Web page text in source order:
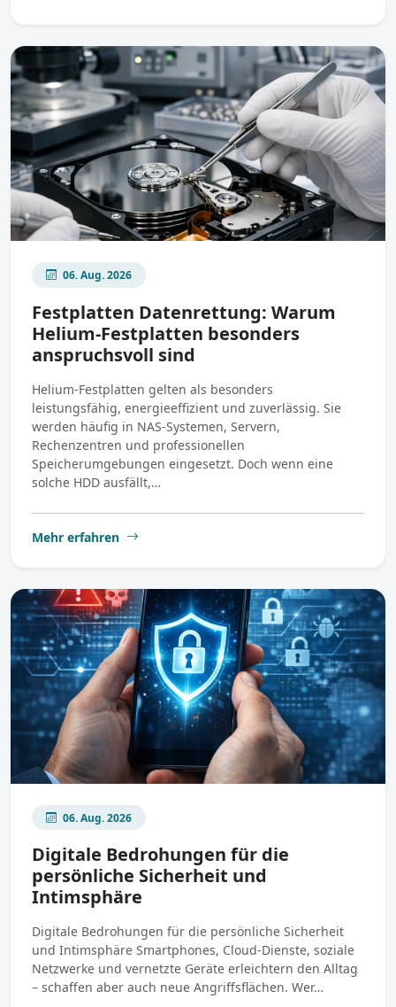
06. Aug. 2026
Festplatten Datenrettung: Warum
Helium-Festplatten besonders
anspruchsvoll sind
Helium-Festplatten gelten als besonders
leistungsfähig, energieeffizient und zuverlässig. Sie
werden häufig in NAS-Systemen, Servern,
Rechenzentren und professionellen
Speicherumgebungen eingesetzt. Doch wenn eine
solche HDD ausfällt,…
Mehr erfahren
06. Aug. 2026
Digitale Bedrohungen für die
persönliche Sicherheit und
Intimsphäre
Digitale Bedrohungen für die persönliche Sicherheit
und Intimsphäre Smartphones, Cloud-Dienste, soziale
Netzwerke und vernetzte Geräte erleichtern den Alltag
– schaffen aber auch neue Angriffsflächen. Wer…